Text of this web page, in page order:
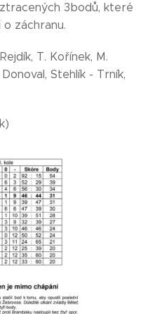
3bodů, které
záchranu.
T. Kořínek, M.
Stehlík - Trník,